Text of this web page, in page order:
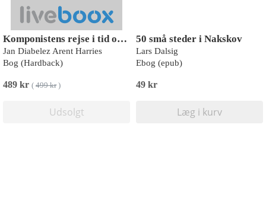
Komponistens rejse i tid og rum
Jan Diabelez Arent Harries
Bog (Hardback)
489 kr ( 499 kr)
Udsolgt
50 små steder i Nakskov
Lars Dalsig
Ebog (epub)
49 kr
Læg i kurv